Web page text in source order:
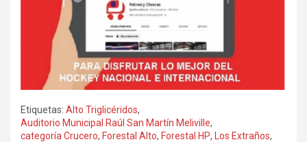
Etiquetas: Alto Triglicéridos,
Auditorio Municipal Raúl San Martín Meliville,
categoría Crucero, Forestal Alto, Forestal HP, Los Extraños,